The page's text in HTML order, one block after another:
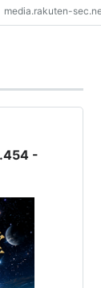
media.rakuten-
-